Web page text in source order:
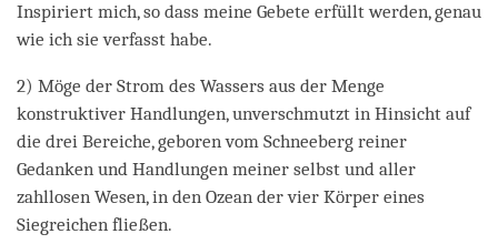
Inspiriert mich, so dass meine Gebete erfüllt werden, genau
wie ich sie verfasst habe.
2) Möge der Strom des Wassers aus der Menge
konstruktiver Handlungen, unverschmutzt in Hinsicht auf
die drei Bereiche, geboren vom Schneeberg reiner
Gedanken und Handlungen meiner selbst und aller
zahllosen Wesen, in den Ozean der vier Körper eines
Siegreichen fließen.